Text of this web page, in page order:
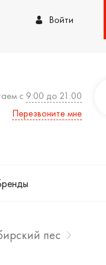
Войти
с 9:00 до 21:00
Перезвоните мне
пес